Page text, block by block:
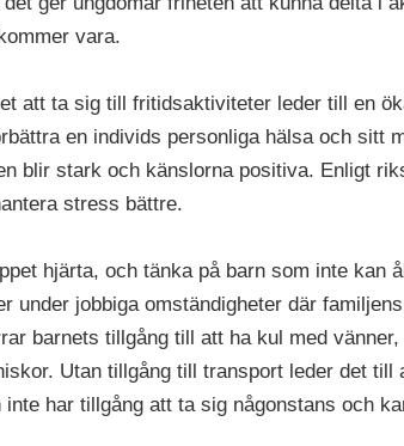
vara.
att ta sig till fritidsaktiviteter leder till en
en individs personliga hälsa och sitt
blir stark och känslorna positiva. Enligt
stress bättre.
hjärta, och tänka på barn som inte kan
under jobbiga omständigheter där
barnets tillgång till att ha kul med
Utan tillgång till transport leder det
inte har tillgång att ta sig någonstans och